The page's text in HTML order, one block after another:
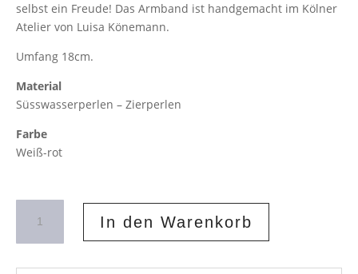
selbst ein Freude! Das Armband ist handgemacht im Kölner
Atelier von Luisa Könemann.
Umfang 18cm.
Material
Süsswasserperlen – Zierperlen
Farbe
Weiß-rot
Perlenarmband
Amore
Menge
In den Warenkorb